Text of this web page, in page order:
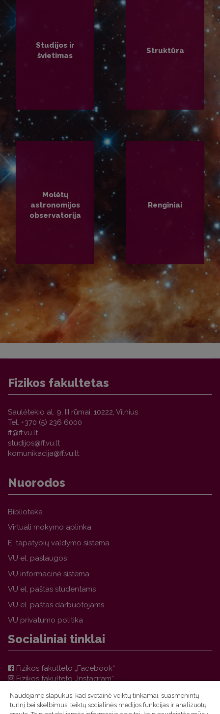
Studijos ir
švietimas
Struktūra
Molėtų
astronomijos
observatorija
Renginiai
Fizikos fakultetas
Saulėtekio al. 9, III rūmai, 10222, Vilnius
Tel. +370 (5) 236 6000
Nuorodos
Biblioteka
Virtuali mokymo aplinka
E. tapatybių valdymo sistema
VU el. paslaugos
VU informacinė sistema
VU el. paštas studentams
VU el. paštas darbuotojams
VU privatumo politika
Socialiniai tinklai
Fizikos fakulteto „Facebook“
Fizikos fakulteto „Instagram“
VU FF TFAI Molėtų astronomijos observatorijos
„Facebook“
Naudojame slapukus, kad svetainė veiktų tinkamai, suasmenintų
turinį bei skelbimus, teiktų socialinės medijos funkcijas ir analizuotų